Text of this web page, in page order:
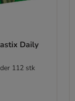
Daily
112 stk